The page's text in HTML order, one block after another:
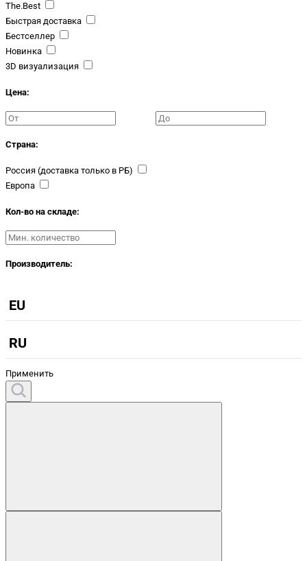
The.Best
Быстрая доставка
Бестселлер
Новинка
3D визуализация
Цена:
Страна:
Россия (доставка только в РБ)
Европа
Кол-во на складе:
Производитель:
EU
RU
Применить